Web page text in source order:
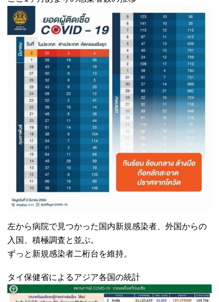
左から病院で見つかった国内新規感染者、外国からの
入国、積極調査と並ぶ。
ずっと新規感染者二桁台を維持。
タイ保健省によるアジア各国の統計